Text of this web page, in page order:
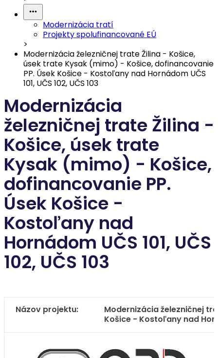
Modernizácia tratí
Projekty spolufinancované EÚ
>
Modernizácia železničnej trate Žilina - Košice,
úsek trate Kysak (mimo) - Košice, dofinancovanie
PP. Úsek Košice - Kostoľany nad Hornádom UČS
101, UČS 102, UČS 103
Modernizácia
železničnej trate Žilina -
Košice, úsek trate
Kysak (mimo) - Košice,
dofinancovanie PP.
Úsek Košice -
Kostoľany nad
Hornádom UČS 101, UČS
102, UČS 103
Názov projektu:
Modernizácia železničnej
Košice - Kostoľany nad